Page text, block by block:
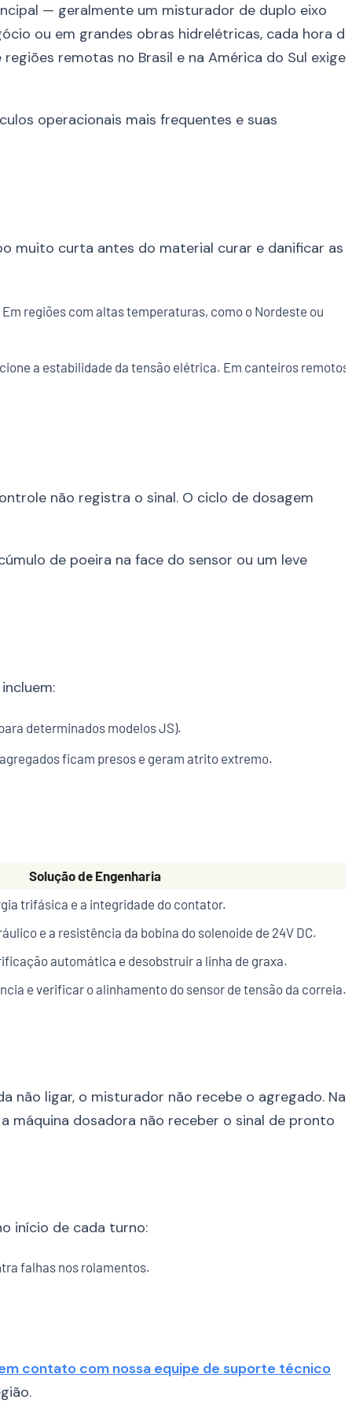
— geralmente um misturador de duplo eixo
ou em grandes obras hidrelétricas, cada hora de
remotas no Brasil e na América do Sul exige
operacionais mais frequentes e suas
muito curta antes do material curar e danificar as
regiões com altas temperaturas, como o Nordeste ou
a estabilidade da tensão elétrica. Em canteiros remotos,
não registra o sinal. O ciclo de dosagem
de poeira na face do sensor ou um leve
determinados modelos JS).
ficam presos e geram atrito extremo.
Solução de Engenharia
trifásica e a integridade do contator.
e a resistência da bobina do solenoide de 24V DC.
automática e desobstruir a linha de graxa.
e verificar o alinhamento do sensor de tensão da correia.
não ligar, o misturador não recebe o agregado. Na
a máquina dosadora não receber o sinal de pronto
início de cada turno:
falhas nos rolamentos.
contato com nossa equipe de suporte técnico